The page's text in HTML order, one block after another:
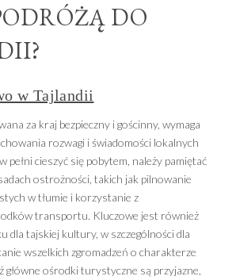
DO
w Tajlandii
za kraj bezpieczny i gościnny, wymaga
rozwagi i świadomości lokalnych
pełni cieszyć się pobytem, należy pamiętać
ostrożności, takich jak pilnowanie
w tłumie i korzystanie z
transportu. Kluczowe jest również
dla tajskiej kultury, w szczególności dla
wszelkich zgromadzeń o charakterze
główne ośrodki turystyczne są przyjazne,